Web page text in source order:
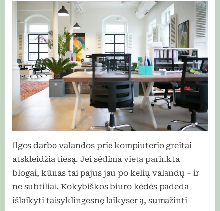
Ilgos darbo valandos prie kompiuterio greitai
atskleidžia tiesą. Jei sėdima vieta parinkta
blogai, kūnas tai pajus jau po kelių valandų – ir
ne subtiliai. Kokybiškos biuro kėdės padeda
išlaikyti taisyklingesnę laikyseną, sumažinti